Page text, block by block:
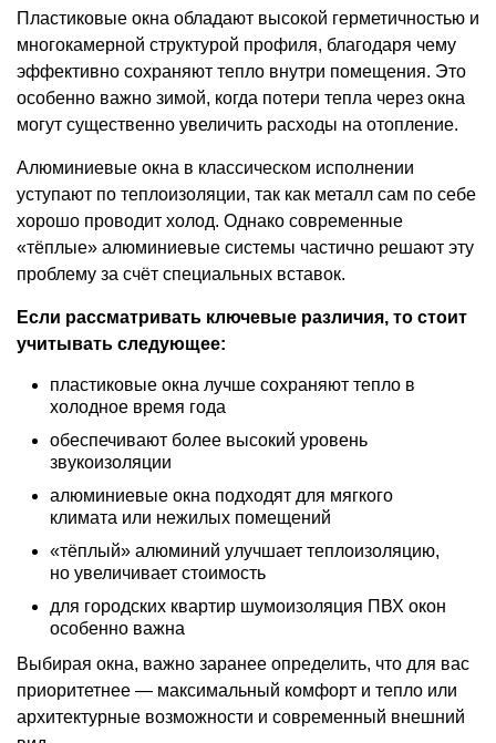
Пластиковые окна обладают высокой герметичностью и
многокамерной структурой профиля, благодаря чему
эффективно сохраняют тепло внутри помещения. Это
особенно важно зимой, когда потери тепла через окна
могут существенно увеличить расходы на отопление.
Алюминиевые окна в классическом исполнении
уступают по теплоизоляции, так как металл сам по себе
хорошо проводит холод. Однако современные
«тёплые» алюминиевые системы частично решают эту
проблему за счёт специальных вставок.
Если рассматривать ключевые различия, то стоит
учитывать следующее:
пластиковые окна лучше сохраняют тепло в
холодное время года
обеспечивают более высокий уровень
звукоизоляции
алюминиевые окна подходят для мягкого
климата или нежилых помещений
«тёплый» алюминий улучшает теплоизоляцию,
но увеличивает стоимость
для городских квартир шумоизоляция ПВХ окон
особенно важна
Выбирая окна, важно заранее определить, что для вас
приоритетнее — максимальный комфорт и тепло или
архитектурные возможности и современный внешний